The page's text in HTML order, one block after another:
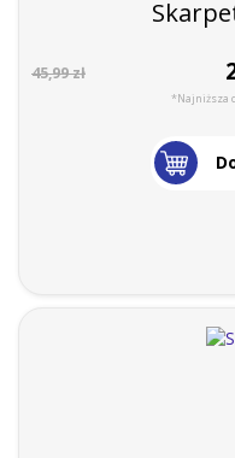
45,99 zł
*Najniższa